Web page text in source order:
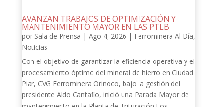
AVANZAN TRABAJOS DE OPTIMIZACIÓN Y
MANTENIMIENTO MAYOR EN LAS PTLB
por Sala de Prensa | Ago 4, 2026 | Ferrominera Al Día,
Noticias
Con el objetivo de garantizar la eficiencia operativa y el
procesamiento óptimo del mineral de hierro en Ciudad
Piar, CVG Ferrominera Orinoco, bajo la gestión del
presidente Aldo Cantafio, inició una Parada Mayor de